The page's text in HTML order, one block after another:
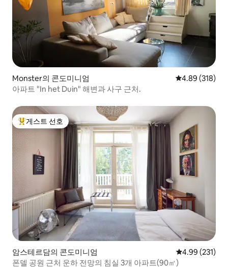
Monster의 콘도미니엄 평점 4.89점(5
4.89 (318)
아파트 "In het Duin" 해변과 사구 근처.
상위 게스트 선호
게스트 선호
암스테르담의 콘도미니엄 평점 4.99점(5
4.99 (231)
폰델 공원 근처 운하 전망의 침실 3개 아파트(90㎡)